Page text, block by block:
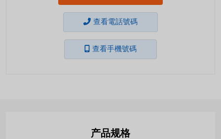
查看電話號碼
查看手機號碼
产品规格